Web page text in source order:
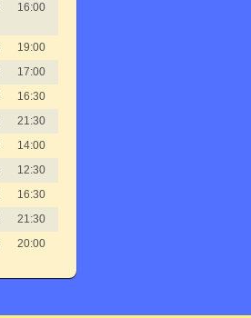
16:00
19:00
17:00
16:30
21:30
14:00
12:30
16:30
21:30
20:00